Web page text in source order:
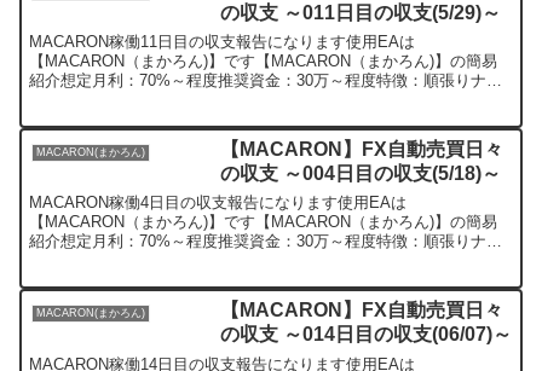
の収支 ～011日目の収支(5/29)～
MACARON稼働11日目の収支報告になります使用EAは
【MACARON（まかろん)】です【MACARON（まかろん)】の簡易
紹介想定月利：70%～程度推奨資金：30万～程度特徴：順張りナン
MACARON(まかろん)
【MACARON】FX自動売買日々
の収支 ～004日目の収支(5/18)～
MACARON稼働4日目の収支報告になります使用EAは
【MACARON（まかろん)】です【MACARON（まかろん)】の簡易
紹介想定月利：70%～程度推奨資金：30万～程度特徴：順張りナン
MACARON(まかろん)
【MACARON】FX自動売買日々
の収支 ～014日目の収支(06/07)～
MACARON稼働14日目の収支報告になります使用EAは